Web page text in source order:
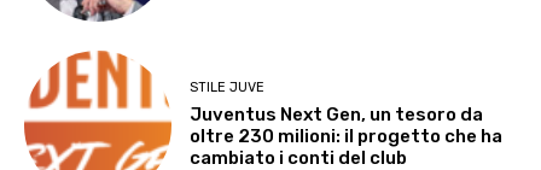
STILE JUVE
Juventus Next Gen, un tesoro da
oltre 230 milioni: il progetto che ha
cambiato i conti del club